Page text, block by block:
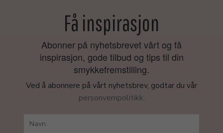
Få inspirasjon
Abonner på nyhetsbrevet vårt og få
inspirasjon, gode tilbud og tips til din
smykkefremstilling.
Ved å abonnere på vårt nyhetsbrev, godtar du vår
personvernpolitikk.